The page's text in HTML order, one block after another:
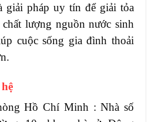
giải pháp uy tín để giải tỏa
lượng nguồn nước sinh
cuộc sống gia đình thoải
Hồ Chí Minh : Nhà số